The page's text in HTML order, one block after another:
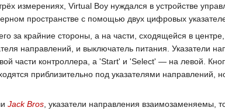
измерениях, Virtual Boy нуждался в устройстве
пространстве с помощью двух цифровых
за крайние стороны, а на части, сходящейся в
направлений, и выключатель питания. Указатели
части контроллера, а 'Start' и 'Select' — на левой.
приблизительно под указателями
Jack Bros , указатели направления взаимозаменяемы,